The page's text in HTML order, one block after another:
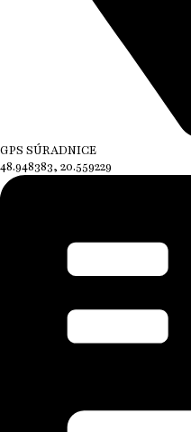
GPS SÚRADNICE
48.948383, 20.559229